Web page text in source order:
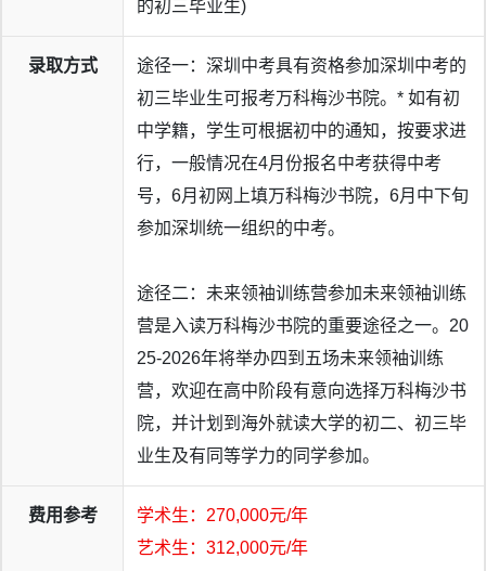
1人获常春藤名校康奈尔大学录取、1人获剑桥录取，梅沙同
时收获藤校+剑桥青睐，美英申请双向开花；
连续6年收获约翰霍普金斯大学（美国综合排名
NO.6）录取，书院连续8年牵手全美TOP10；
顶尖名校录取总数实现突破：英国G5精英大学（27封）、
全美TOP20综合大学/文理学院（12封）、中国香港TOP3
的初三毕业生)
录取方式
途径一：深圳中考具有资格参加深圳中考的
初三毕业生可报考万科梅沙书院。* 如有初
中学籍，学生可根据初中的通知，按要求进
行，一般情况在4月份报名中考获得中考
号，6月初网上填万科梅沙书院，6月中下旬
参加深圳统一组织的中考。
途径二：未来领袖训练营参加未来领袖训练
营是入读万科梅沙书院的重要途径之一。20
25-2026年将举办四到五场未来领袖训练
营，欢迎在高中阶段有意向选择万科梅沙书
院，并计划到海外就读大学的初二、初三毕
业生及有同等学力的同学参加。
费用参考
学术生：270,000元/年
艺术生：312,000元/年